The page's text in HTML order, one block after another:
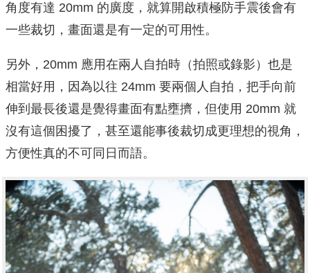
角度有達 20mm 的廣度，就算開啟積極防手震後會有
一些裁切，畫面還是有一定的可用性。
另外，20mm 應用在兩人自拍時（拍照或錄影）也是
相當好用，因為以往 24mm 要兩個人自拍，把手向前
伸到最長後還是覺得畫面有點壅擠，但使用 20mm 就
沒有這個困擾了，甚至還能事後裁切成更理想的視角，
方便性真的不可同日而語。